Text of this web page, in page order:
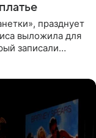
празднует
выложила для
записали